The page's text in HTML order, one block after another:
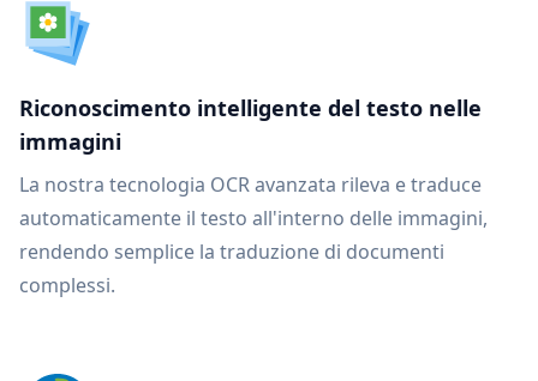
Riconoscimento intelligente del testo nelle
immagini
La nostra tecnologia OCR avanzata rileva e traduce
automaticamente il testo all'interno delle immagini,
rendendo semplice la traduzione di documenti
complessi.